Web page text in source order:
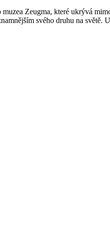
muzea Zeugma, které ukrývá
svého druhu na světě.